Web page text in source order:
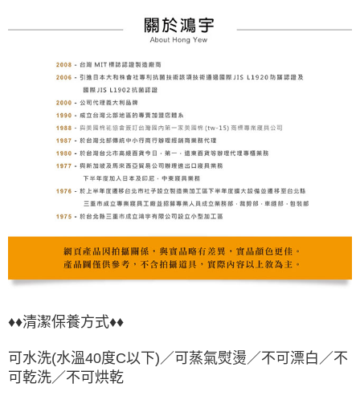
♦♦清潔保養方式♦♦
可水洗(水溫40度C以下)／可蒸氣熨燙／不可漂白／不
可乾洗／不可烘乾